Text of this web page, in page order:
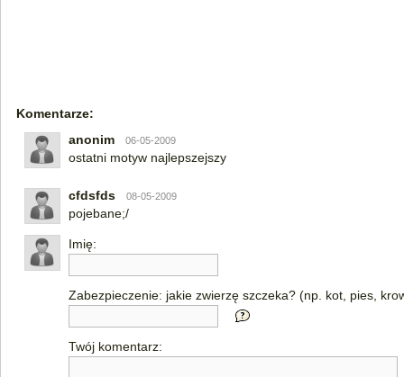
Komentarze:
anonim
06-05-2009
ostatni motyw najlepszejszy
cfdsfds 08-05-2009
pojebane;/
Imię:
Zabezpieczenie: jakie zwierzę szczeka? (np. kot, pies,
Twój komentarz: